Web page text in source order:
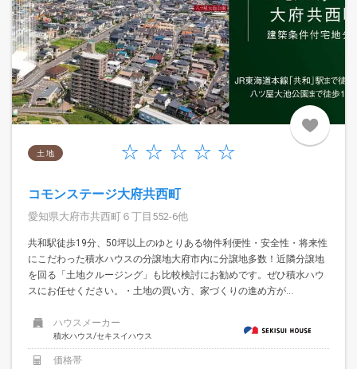
土 地
コモンステージ大府共西町
愛知県大府市共西町６丁目552-6他
共和駅徒歩19分、50坪以上のゆとりある物件利便性・安全性・将来性
にこだわった積水ハウスの分譲地大府市内に分譲地多数！近隣分譲地
を回る「土地クルージング」も比較検討にお勧めです。ぜひ積水ハウ
スにお任せください。・土地の買い方、家づくりの進め方が...
ハウスメーカー
積水ハウス/セキスイハウス
価格帯